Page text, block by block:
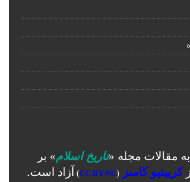
مقالات مجله «تاریخ اسلام» بر
کرییتیو کامنز (
CC BY-NC
) آزاد است.